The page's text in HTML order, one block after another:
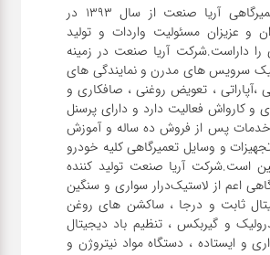
شرکت تجهیزات تعمیرگاهی آریا صنعت از سال ۱۳۹۳ در
و عزیزان مسئولیت واردات و تولید
را داراست.شرکت آریا صنعت در زمینه
سرویس های مدرن و نمایندگی های
،آپاراتی ، تعویض روغنی ، صافکاری و
و کارواش فعالیت دارد و دارای پرسنل
پس از فروش ده ساله و آموزش
و وسایل تعمیرگاهی کلیه خودرو
است.شرکت آریا صنعت تولید کننده
اعم از لاستیک‌درار سواری و ‌سنگین
ثابت و درجا ، ساکشن های روغن
و گیربکس ، تنظیم باد دیجیتال
و ایستاده ، دستگاه مواد نیتروژن و